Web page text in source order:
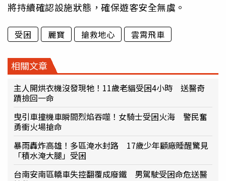
將持續確認設施狀態，確保遊客安全無虞。
受困 麗寶 搶救地心 雲霄飛車
相關文章
主人開烘衣機沒發現牠！11歲老貓受困4小時 送醫奇
蹟撿回一命
曳引車撞機車瞬間烈焰吞噬！女騎士受困火海 警民奮
勇衝火場搶命
暴雨轟炸高雄！多區淹水封路 17歲少年顧廠睡醒驚見
「積水淹大腿」受困
台南安南區轎車失控翻覆成廢鐵 男駕駛受困命危送醫